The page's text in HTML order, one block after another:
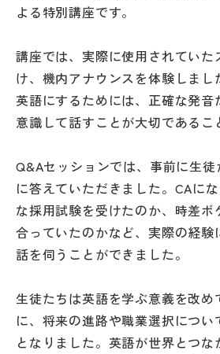
その他
お問い合わせ
個人情報保護方針
サイトマップ
運営会社
よる特別講座です。
講座では、実際に使用されていた
け、機内アナウンスを体験しまし
英語にするためには、正確な発音
意識して話すことが大切であるこ
Q&Aセッションでは、事前に生
に答えていただきました。CAに
な採用試験を受けたのか、時差ボ
合っていたのかなど、実際の経験
話を伺うことができました。
生徒たちは英語を学ぶ意義を改め
に、将来の進路や職業選択につい
となりました。英語が世界とつな